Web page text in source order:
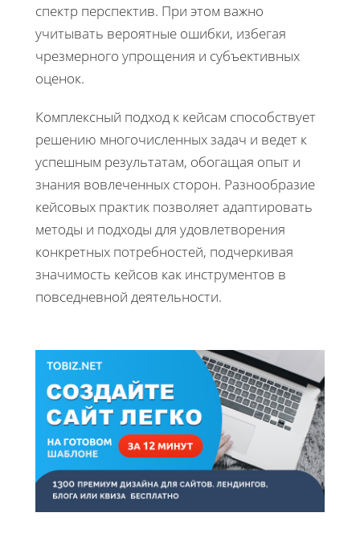
спектр перспектив. При этом важно
учитывать вероятные ошибки, избегая
чрезмерного упрощения и субъективных
оценок.
Комплексный подход к кейсам способствует
решению многочисленных задач и ведет к
успешным результатам, обогащая опыт и
знания вовлеченных сторон. Разнообразие
кейсовых практик позволяет адаптировать
методы и подходы для удовлетворения
конкретных потребностей, подчеркивая
значимость кейсов как инструментов в
повседневной деятельности.